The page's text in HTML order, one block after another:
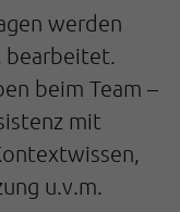
werden
bearbeitet.
beim Team –
mit
u.v.m.